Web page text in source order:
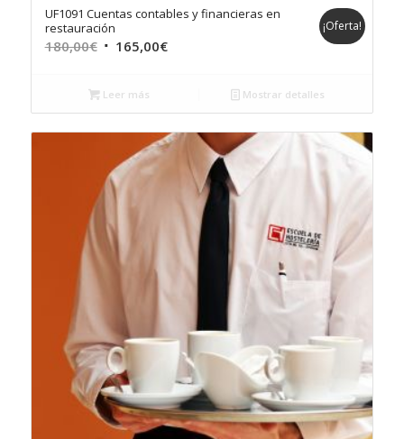
UF1091 Cuentas contables y financieras en
restauración
180,00€ El
original
era:
180,00€.
165,00€El
es:
165,00€.
¡Oferta!
Leer más Mostrar detalles